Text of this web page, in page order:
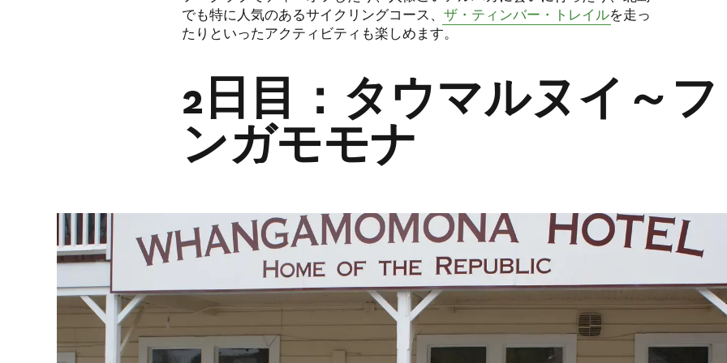
でも特に人気のあるサイクリングコース、ザ・ティンバー・トレイルを走っ
たりといったアクティビティも楽しめます。
2日目：タウマルヌイ～
ンガモモナ